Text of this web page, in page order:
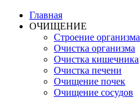
Главная
ОЧИЩЕНИЕ
Строение организма
Очистка организма
Очистка кишечника
Очистка печени
Очищение почек
Очищение сосудов